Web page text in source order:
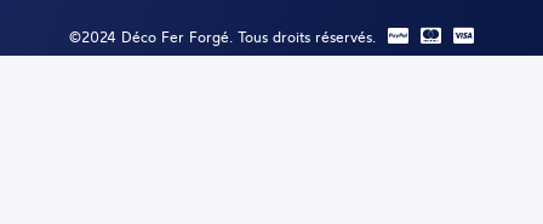
©2024 Déco Fer Forgé. Tous droits réservés.